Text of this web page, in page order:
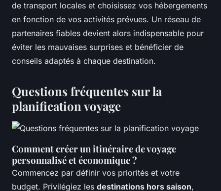
de transport locales et choisissez vos hébergements
en fonction de vos activités prévues. Un réseau de
partenaires fiables devient alors indispensable pour
éviter les mauvaises surprises et bénéficier de
conseils adaptés à chaque destination.
Questions fréquentes sur la
planification voyage
Comment créer un itinéraire de voyage
personnalisé et économique ?
Commencez par définir vos priorités et votre
budget. Privilégiez les destinations hors saison,